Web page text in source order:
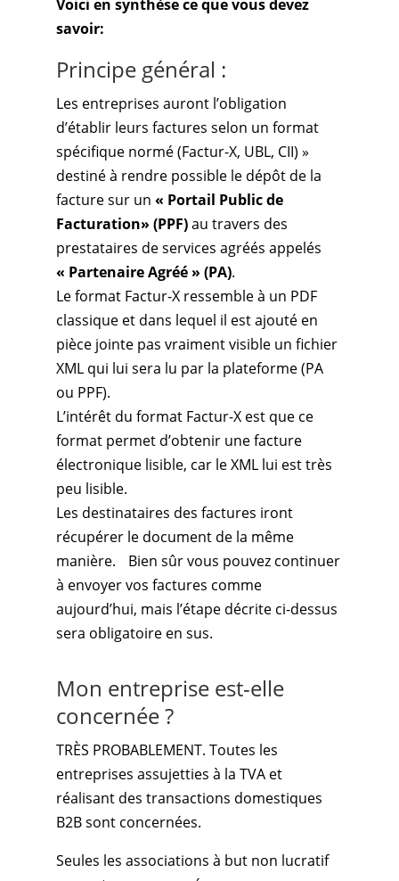
Voici en synthèse ce que vous devez
savoir:
Principe général :
Les entreprises auront l’obligation
d’établir leurs factures selon un format
spécifique normé (Factur-X, UBL, CII) »
destiné à rendre possible le dépôt de la
facture sur un « Portail Public de
Facturation» (PPF)au travers des
prestataires de services agréés appelés
« Partenaire Agréé » (PA).
Le format Factur-X ressemble à un PDF
classique et dans lequel il est ajouté en
pièce jointe pas vraiment visible un fichier
XML qui lui sera lu par la plateforme (PA
ou PPF).
L’intérêt du format Factur-X est que ce
format permet d’obtenir une facture
électronique lisible, car le XML lui est très
peu lisible.
Les destinataires des factures iront
récupérer le document de la même
manière. Bien sûr vous pouvez continuer
à envoyer vos factures comme
aujourd’hui, mais l’étape décrite ci-dessus
sera obligatoire en sus.
Mon entreprise est-elle
concernée ?
TRÈS PROBABLEMENT. Toutes les
entreprises assujetties à la TVA et
réalisant des transactions domestiques
B2B sont concernées.
Seules les associations à but non lucratif